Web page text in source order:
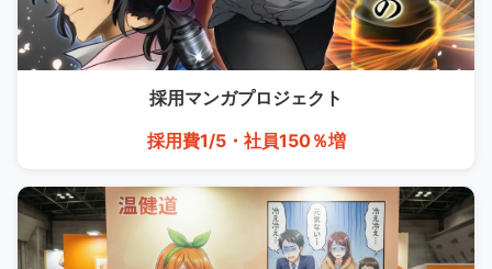
採用マンガプロジェクト
採用費1/5・社員150％増